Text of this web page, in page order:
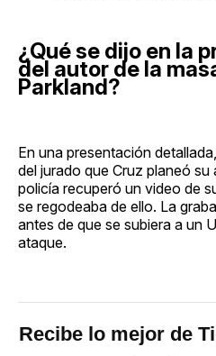
¿Qué se dijo en la
del autor de la
Parkland?
En una presentación
del jurado que Cruz planeó
policía recuperó un video de
se regodeaba de ello. La
antes de que se subiera a un
ataque.
Recibe lo mejor de